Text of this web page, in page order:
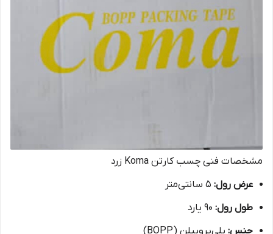
مشخصات فنی چسب کارتن Koma زرد
عرض رول:
طول رول:
جنس: پلی‌پروپیلن (BOPP)